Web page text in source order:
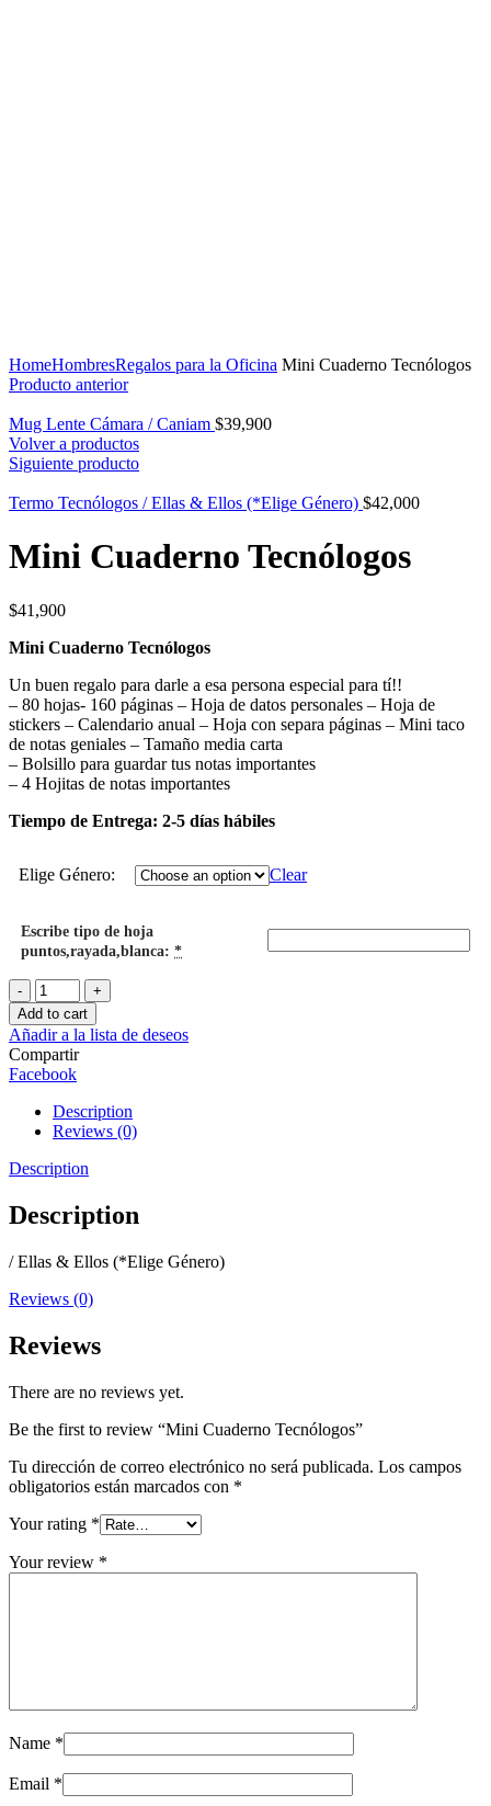
HomeHombresRegalos para la Oficina Mini Cuaderno Tecnólogos
Producto anterior
Mug Lente Cámara / Caniam $39,900
Volver a productos
Siguiente producto
Termo Tecnólogos / Ellas & Ellos (*Elige Género) $42,000
Mini Cuaderno Tecnólogos
$41,900
Mini Cuaderno Tecnólogos
Un buen regalo para darle a esa persona especial para tí!!
– 80 hojas- 160 páginas – Hoja de datos personales – Hoja de
stickers – Calendario anual – Hoja con separa páginas – Mini taco
de notas geniales – Tamaño media carta
– Bolsillo para guardar tus notas importantes
– 4 Hojitas de notas importantes
Tiempo de Entrega: 2-5 días hábiles
Elige Género: Clear
Escribe tipo de hoja
puntos,rayada,blanca: *
Mini
Cuaderno
Tecnólogos
quantity
Add to cart
Añadir a la lista de deseos
Compartir
Facebook
Description
Reviews (0)
Description
Description
/ Ellas & Ellos (*Elige Género)
Reviews (0)
Reviews
There are no reviews yet.
Be the first to review “Mini Cuaderno Tecnólogos”
Tu dirección de correo electrónico no será publicada. Los campos
obligatorios están marcados con *
Your rating *
Your review *
Name *
Email *